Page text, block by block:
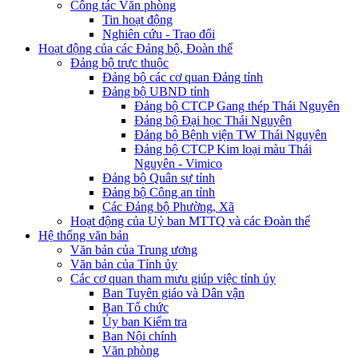
Công tác Văn phòng
Tin hoạt động
Nghiên cứu - Trao đổi
Hoạt động của các Đảng bộ, Đoàn thể
Đảng bộ trực thuộc
Đảng bộ các cơ quan Đảng tỉnh
Đảng bộ UBND tỉnh
Đảng bộ CTCP Gang thép Thái Nguyên
Đảng bộ Đại học Thái Nguyên
Đảng bộ Bệnh viện TW Thái Nguyên
Đảng bộ CTCP Kim loại màu Thái
Nguyên - Vimico
Đảng bộ Quân sự tỉnh
Đảng bộ Công an tỉnh
Các Đảng bộ Phường, Xã
Hoạt động của Uỷ ban MTTQ và các Đoàn thể
Hệ thống văn bản
Văn bản của Trung ương
Văn bản của Tỉnh ủy
Các cơ quan tham mưu giúp việc tỉnh ủy
Ban Tuyên giáo và Dân vận
Ban Tổ chức
Ủy ban Kiểm tra
Ban Nội chính
Văn phòng